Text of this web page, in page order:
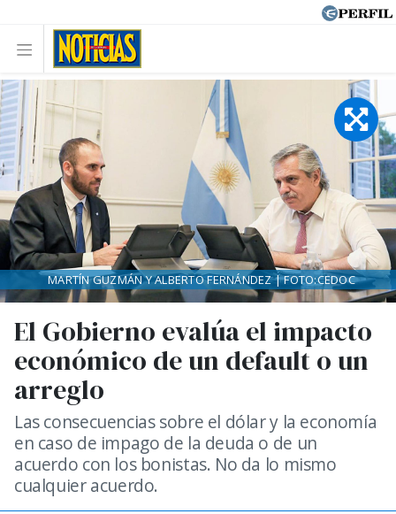
El Gobierno evalúa el impacto
económico de un default o un
arreglo
Las consecuencias sobre el dólar y la economía
en caso de impago de la deuda o de un
acuerdo con los bonistas. No da lo mismo
cualquier acuerdo.
MARTÍN GUZMÁN Y ALBERTO FERNÁNDEZ | FOTO:CEDOC